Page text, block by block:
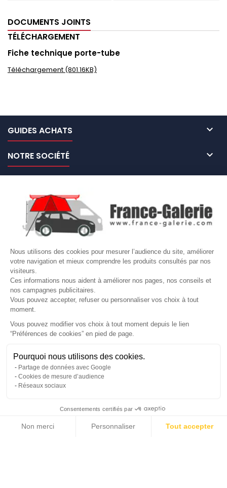
Nous utilisons des cookies pour mesurer l’audience du site, améliorer
votre navigation et mieux comprendre les produits consultés par nos
visiteurs.
Ces informations nous aident à améliorer nos pages, nos conseils et
nos campagnes publicitaires.
Vous pouvez accepter, refuser ou personnaliser vos choix à tout
moment.
Vous pouvez modifier vos choix à tout moment depuis le lien
“Préférences de cookies” en pied de page.
Pourquoi nous utilisons des cookies.
Partage de données avec Google
Cookies de mesure d’audience
Réseaux sociaux
Consentements certifiés par
Non merci Personnaliser Tout accepter
Gérer mes cookies
DOCUMENTS JOINTS
TÉLÉCHARGEMENT
Fiche technique porte-tube
Téléchargement (801.16KB)
GUIDES ACHATS 
NOTRE SOCIÉTÉ 
VOTRE COMPTE 
Site protégé par reCAPTCHA.
LETTRE D'INFORMATIONS
© Copyright 2026 France Galerie. Tous droits reservés.
Cliquez-ici pour modifier vos préférences en matière de cookies